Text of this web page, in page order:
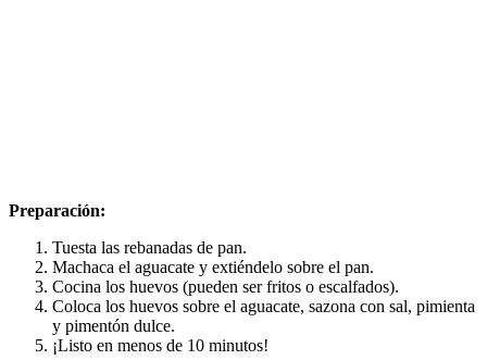
Preparación:
Tuesta las rebanadas de pan.
Machaca el aguacate y extiéndelo sobre el pan.
Cocina los huevos (pueden ser fritos o escalfados).
Coloca los huevos sobre el aguacate, sazona con sal, pimienta
y pimentón dulce.
¡Listo en menos de 10 minutos!